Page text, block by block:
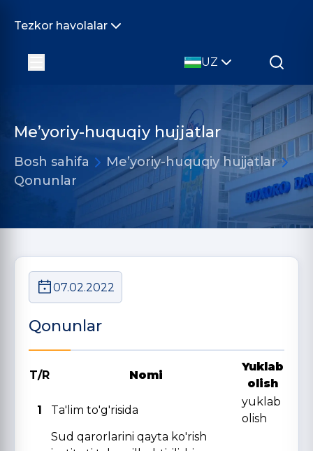
Tezkor havolalar
UZ
Me’yoriy-huquqiy hujjatlar
Bosh sahifa
Me’yoriy-huquqiy hujjatlar
Qonunlar
07.02.2022
Qonunlar
T/R Nomi
Yuklab
olish
1
Ta'lim to'g'risida
yuklab
olish
Sud qarorlarini qayta ko'rish